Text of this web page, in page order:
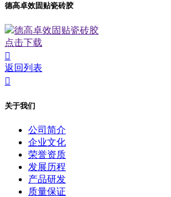
德高卓效固贴瓷砖胶
德高卓效固贴瓷砖胶
点击下载

返回列表

关于我们
公司简介
企业文化
荣誉资质
发展历程
产品研发
质量保证